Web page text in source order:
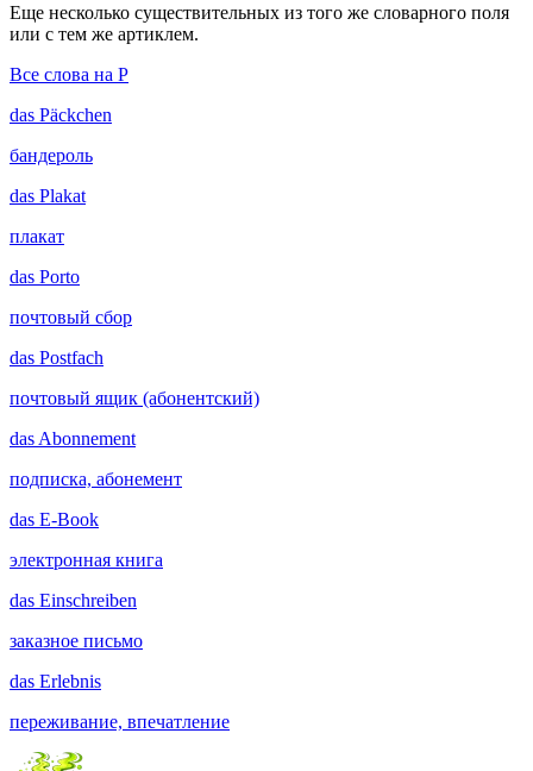
Еще несколько существительных из того же словарного поля
или с тем же артиклем.
Все слова на P
das Päckchen
бандероль
das Plakat
плакат
das Porto
почтовый сбор
das Postfach
почтовый ящик (абонентский)
das Abonnement
подписка, абонемент
das E-Book
электронная книга
das Einschreiben
заказное письмо
das Erlebnis
переживание, впечатление